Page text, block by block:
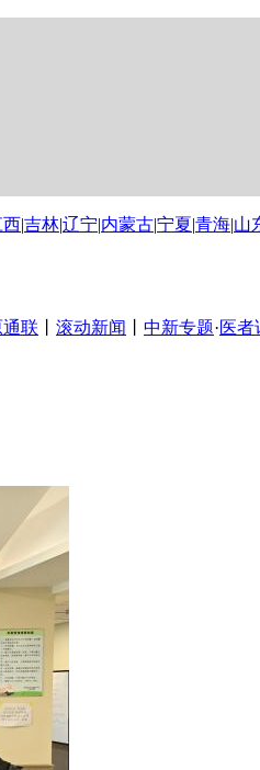
西|吉林|辽宁|内蒙古|宁夏|青海|山
通联 滚动新闻 中新专题·医者